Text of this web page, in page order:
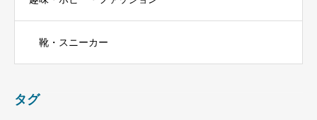
靴・スニーカー
タグ